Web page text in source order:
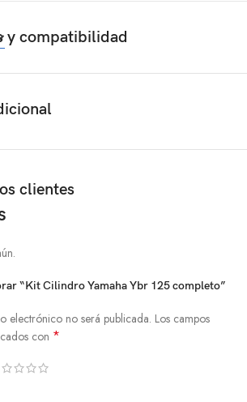
y compatibilidad
clientes
“Kit Cilindro Yamaha Ybr 125 completo”
electrónico no será publicada. Los campos
con *